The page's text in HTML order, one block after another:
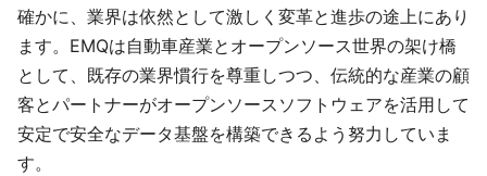
確かに、業界は依然として激しく変革と進歩の途上にあり
ます。EMQは自動車産業とオープンソース世界の架け橋
として、既存の業界慣行を尊重しつつ、伝統的な産業の顧
客とパートナーがオープンソースソフトウェアを活用して
安定で安全なデータ基盤を構築できるよう努力していま
す。